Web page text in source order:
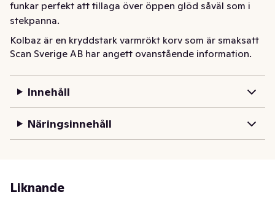
funkar perfekt att tillaga över öppen glöd såväl som i
stekpanna.
Kolbaz är en kryddstark varmrökt korv som är smaksatt
med cayennepeppar, vitlök och mild paprika. Den har
Våra korvar innehåller bara svenskt kött från våra
Denna korv är fri från gluten, laktos, ägg-, soja-, mjölk-
och ärtprotein
Scan Sverige AB har angett ovanstående information.
Innehåll
Näringsinnehåll
Liknande